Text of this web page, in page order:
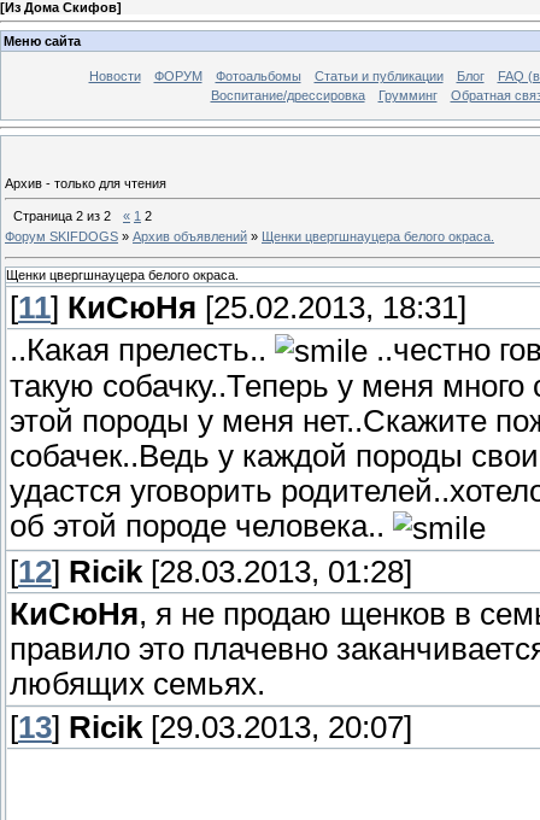
[Из Дома Скифов]
Меню сайта
Новости ФОРУМ Фотоальбомы Статьи и публикации Блог
FAQ
Воспитание/дрессировка
Грумминг Обратная
Архив - только для чтения
Страница 2 из 2 « 1 2
Форум SKIFDOGS » Архив объявлений » Щенки цвергшнауцера белого окраса.
Щенки цвергшнауцера белого окраса.
[11] КиСюНя [25.02.2013, 18:31]
..Какая прелесть..
..честно
такую собачку..Теперь у меня
этой породы у меня нет..Скажите
собачек..Ведь у каждой породы
удастся уговорить
об этой породе человека..
[12] Ricik [28.03.2013, 01:28]
КиСюНя, я не продаю щенков в
правило это плачевно
любящих семьях.
[13] Ricik [29.03.2013, 20:07]